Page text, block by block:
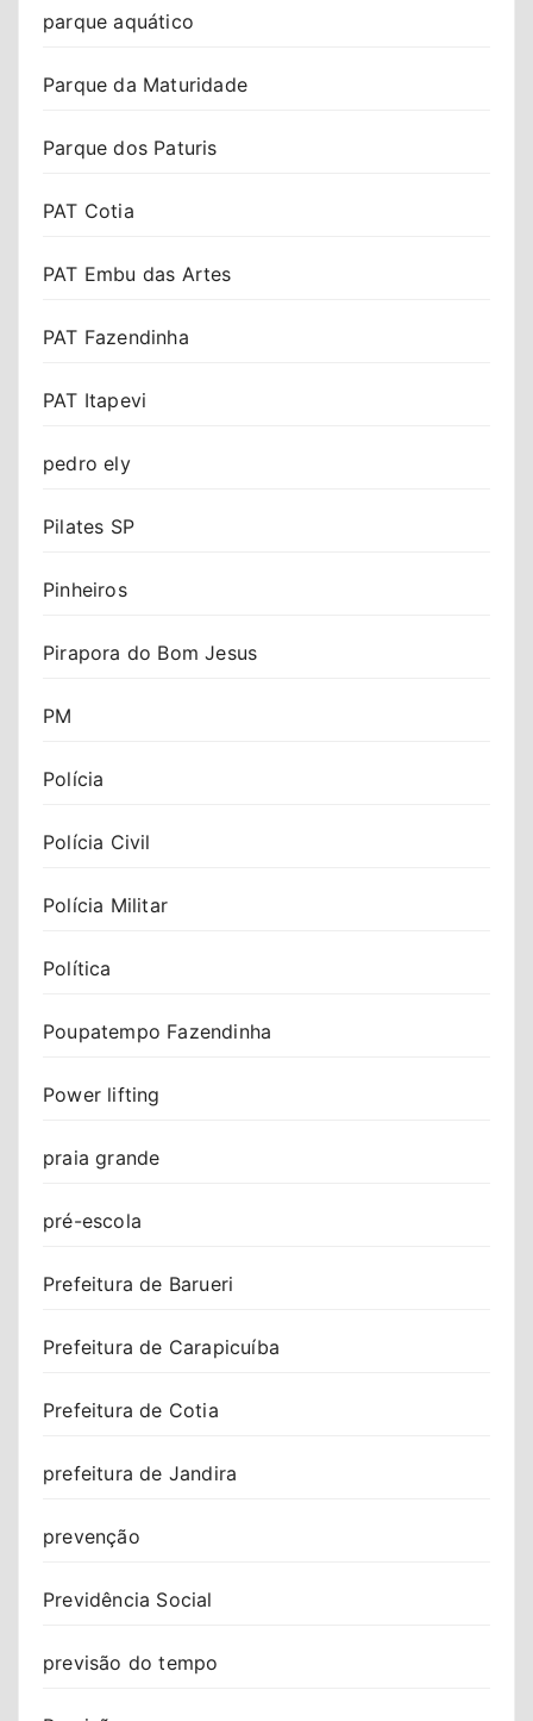
parque aquático
Parque da Maturidade
Parque dos Paturis
PAT Cotia
PAT Embu das Artes
PAT Fazendinha
PAT Itapevi
pedro ely
Pilates SP
Pinheiros
Pirapora do Bom Jesus
PM
Polícia
Polícia Civil
Polícia Militar
Política
Poupatempo Fazendinha
Power lifting
praia grande
pré-escola
Prefeitura de Barueri
Prefeitura de Carapicuíba
Prefeitura de Cotia
prefeitura de Jandira
prevenção
Previdência Social
previsão do tempo